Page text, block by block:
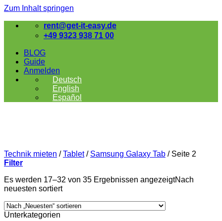
Zum Inhalt springen
rent@get-it-easy.de
+49 9323 938 71 00
BLOG
Guide
Anmelden
Deutsch
English
Español
Technik mieten / Tablet / Samsung Galaxy Tab / Seite 2
Filter
Es werden 17–32 von 35 Ergebnissen angezeigtNach
neuesten sortiert
Unterkategorien